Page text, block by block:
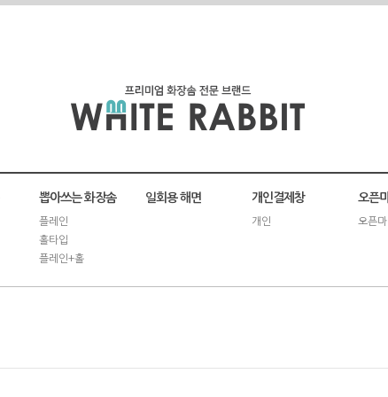
뽑아쓰는 화장솜
플레인
홀타입
플레인+홀
일회용 해면 개인결제창
개인
오픈
오픈